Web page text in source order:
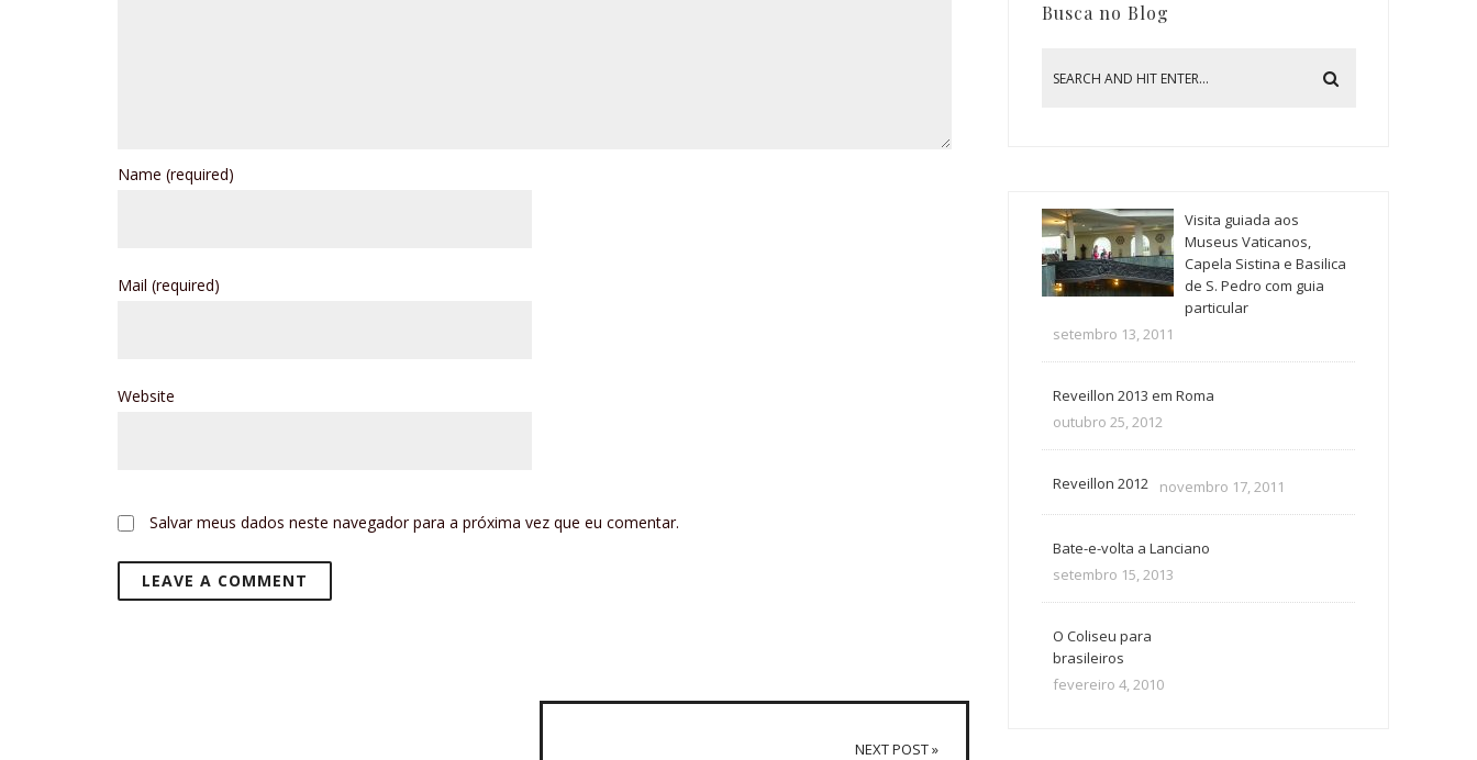
Name (required)
Mail (required)
Website
Salvar meus dados neste navegador para a próxima vez que eu comentar.
NEXT POST »
Busca no Blog
Visita guiada aos
Museus Vaticanos,
Capela Sistina e Basilica
de S. Pedro com guia
particular
setembro 13, 2011
Reveillon 2013 em Roma
outubro 25, 2012
Reveillon 2012 novembro 17, 2011
Bate-e-volta a Lanciano
setembro 15, 2013
O Coliseu para
brasileiros
fevereiro 4, 2010